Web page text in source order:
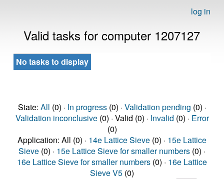
log in
Valid tasks for computer 1207127
No tasks to display
State: All (0) · In progress(0) · Validation pending (0) ·
Validation inconclusive(0) · Valid (0) · Invalid (0) · Error
(0)
Application: All (0) · 14e Lattice Sieve (0) · 15e Lattice
Sieve (0) · 15e Lattice Sieve for smaller numbers (0) ·
16e Lattice Sieve for smaller numbers (0) · 16e Lattice
Sieve V5 (0)